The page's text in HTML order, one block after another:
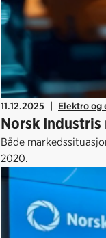
11.12.2025 | Elektro og
Norsk
Både
2020.